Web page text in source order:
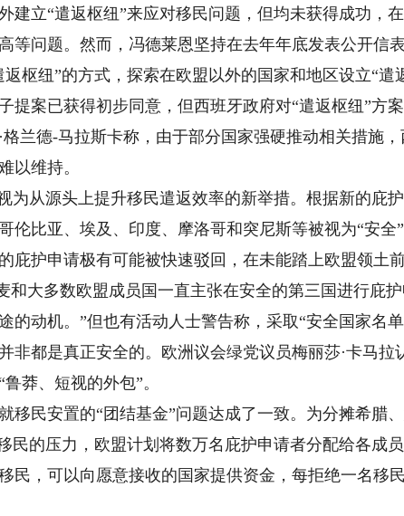
建立“遣返枢纽”来应对移民问题，但均未获得成功，
等问题。然而，冯德莱恩坚持在去年年底发表公开信
枢纽”的方式，探索在欧盟以外的国家和地区设立“遣
提案已获得初步同意，但西班牙政府对“遣返枢纽”方
兰德-马拉斯卡称，由于部分国家强硬推动相关措施
以维持。
从源头上提升移民遣返效率的新举措。根据新的庇
伦比亚、埃及、印度、摩洛哥和突尼斯等被视为“安全
庇护申请极有可能被快速驳回，在未能踏上欧盟领土
和大多数欧盟成员国一直主张在安全的第三国进行庇
的动机。”但也有活动人士警告称，采取“安全国家名
非都是真正安全的。欧洲议会绿党议员梅丽莎·卡马拉
莽、短视的外包”。
民安置的“团结基金”问题达成了一致。为分摊希腊
民的压力，欧盟计划将数万名庇护申请者分配给各成
民，可以向愿意接收的国家提供资金，每拒绝一名移